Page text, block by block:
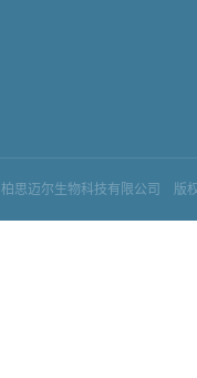
柏思迈尔生物科技有限公司 版